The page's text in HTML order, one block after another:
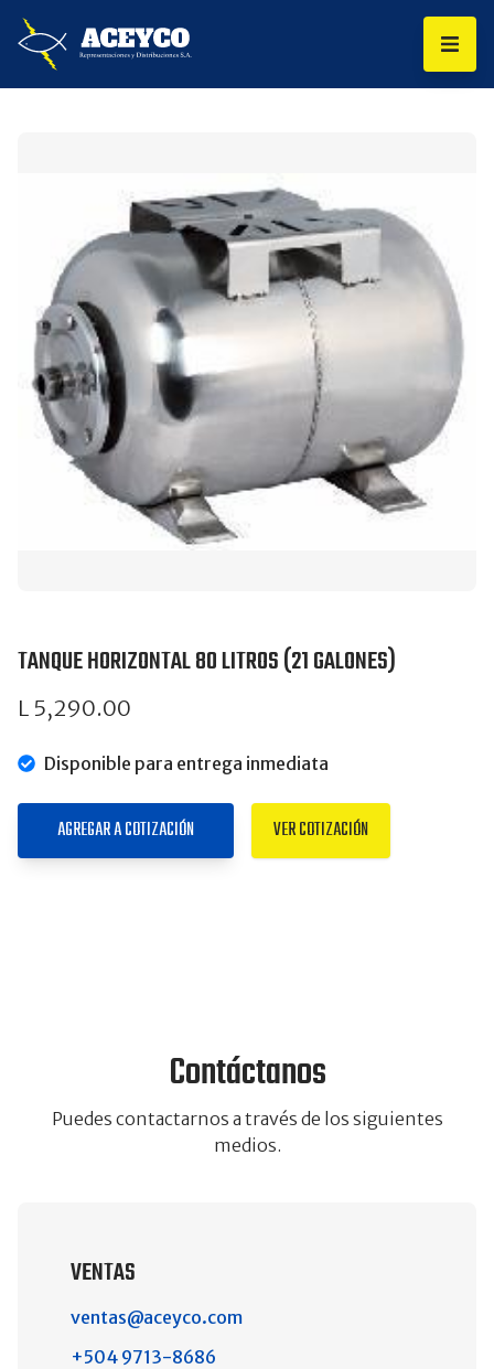
TANQUE HORIZONTAL 80 LITROS (21 GALONES)
L 5,290.00
Disponible para entrega inmediata
AGREGAR A COTIZACIÓN VER COTIZACIÓN
Contáctanos
Puedes contactarnos a través de los siguientes
medios.
VENTAS
ventas@aceyco.com
+504 9713-8686